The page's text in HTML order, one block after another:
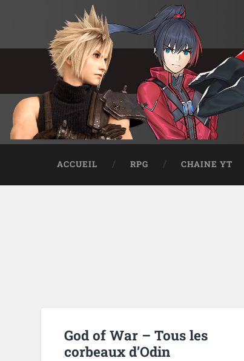
ACCUEIL RPG CHAINE YT
God of War – Tous les
corbeaux d’Odin